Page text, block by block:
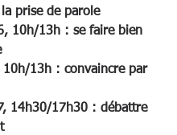
la prise de parole
10h/13h : se faire bien
10h/13h : convaincre par
14h30/17h30 : débattre